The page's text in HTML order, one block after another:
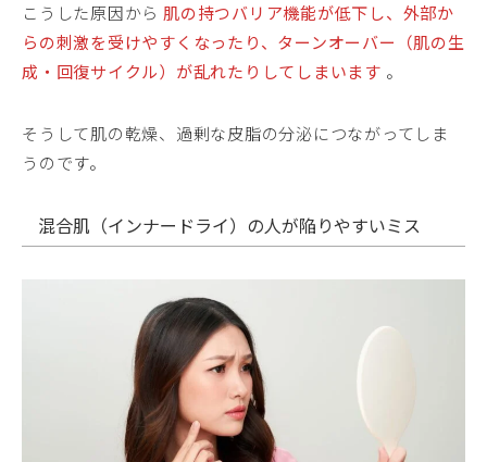
こうした原因から 肌の持つバリア機能が低下し、外部か
らの刺激を受けやすくなったり、ターンオーバー（肌の生
成・回復サイクル）が乱れたりしてしまいます 。
そうして肌の乾燥、過剰な皮脂の分泌につながってしま
うのです。
混合肌（インナードライ）の人が陥りやすいミス